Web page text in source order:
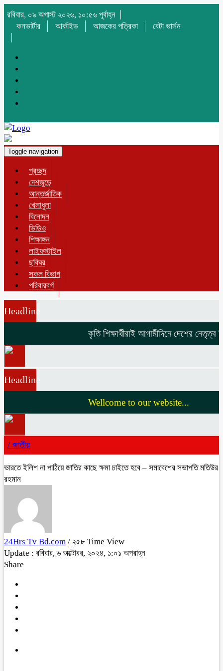
রবিবার, ০৯ অগাস্ট ২০২৬, ১০:৫৬ পূর্বাহ্ন
কনভার্টার
আর্কাইভ আজকের পত্রিকা বেটা ভার্সন
Toggle navigation
প্রচ্ছদ
দেশজুড়ে
আন্তর্জাতিক
খেলাধুলা
বিনোদন
ভিডিও
শিক্ষাঙ্গন
লাইফস্টাইল
ছবিঘর
সকল বিভাগ
পরিবারবর্গ
Headline
কৃতি শিক্ষার্থীরাই আগামীদিনে দেশের নেতৃত্ব
Headline
Wellcome to our website...
/ জাতীয়
ভারতে ইলিশ না পাঠিয়ে জাতির কাছে ক্ষমা চাইতে হবে – সমাবেশের সভাপতি মতিউর
রহমান
24Hrs Tv Bd.com / ২৫৮ Time View
Update : রবিবার, ৬ অক্টোবর, ২০২৪, ১:০১ অপরাহ্ন
Share